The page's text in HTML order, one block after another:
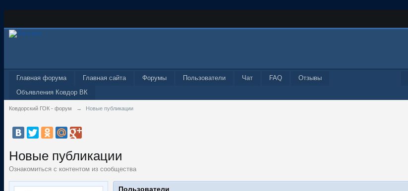
Главная форума Главная сайта Форумы Пользователи Чат FAQ
Отзывы
Объявления Ковдор ВК
Ковдорский ГОК - форум → Новые публикации
Новые публикации
Ознакомиться с контентом из сообщества
Пользователи